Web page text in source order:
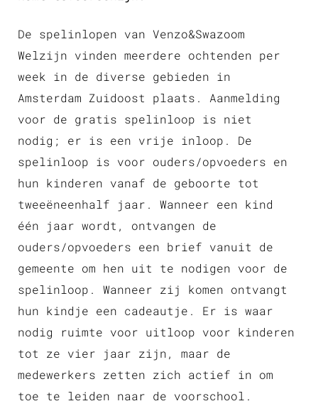
De spelinlopen van Venzo&Swazoom
Welzijn vinden meerdere ochtenden per
week in de diverse gebieden in
Amsterdam Zuidoost plaats. Aanmelding
voor de gratis spelinloop is niet
nodig; er is een vrije inloop. De
spelinloop is voor ouders/opvoeders en
hun kinderen vanaf de geboorte tot
tweeëneenhalf jaar. Wanneer een kind
één jaar wordt, ontvangen de
ouders/opvoeders een brief vanuit de
gemeente om hen uit te nodigen voor de
spelinloop. Wanneer zij komen ontvangt
hun kindje een cadeautje. Er is waar
nodig ruimte voor uitloop voor kinderen
tot ze vier jaar zijn, maar de
medewerkers zetten zich actief in om
toe te leiden naar de voorschool.